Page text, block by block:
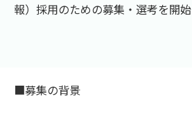
報）採用のための募集・選考を開始
■募集の背景